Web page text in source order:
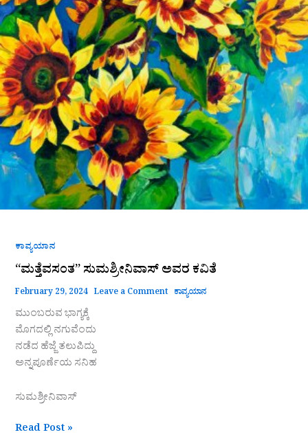
ಕಾವ್ಯಯಾನ
“ಮತ್ತೆವಸಂತ” ಸುಮಶ್ರೀನಿವಾಸ್ ಅವರ ಕವಿತೆ
February 29, 2024 Leave a Comment ಕಾವ್ಯಯಾನ
ಮುಂಬರುವ ಭಾಗ್ಯಕ್ಕೆ
ಮೊಗದಲ್ಲಿ ನಗುವೆಂದು
ನಡೆದ ಹೆಜ್ಜೆ ತಲುಪಿದ್ದು
ಅನ್ನಪೂರ್ಣೆಯ ಸನಿಹ
ಸುಮಶ್ರೀನಿವಾಸ್
Read Post »